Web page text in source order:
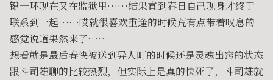
键一环现在又在监狱里……结果直到春日自己现身才终于
联系到一起……哎就很喜欢重逢的时候荒有点带着叹息的
感觉说道果然来了……
想看就是最后春快被送到异人町的时候还是灵魂出窍的状态
跟斗司雄聊的比较热烈，但实际上是真的快死了，斗司雄就